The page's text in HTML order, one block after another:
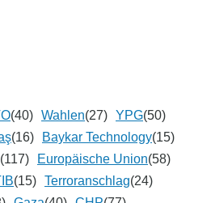
(40) Wahlen(27) YPG(50)
(16) Baykar Technology(15)
(117) Europäische Union(58)
(15) Terroranschlag(24)